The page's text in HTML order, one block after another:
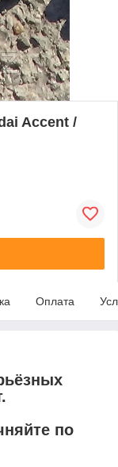
Accent /
Оплата
по